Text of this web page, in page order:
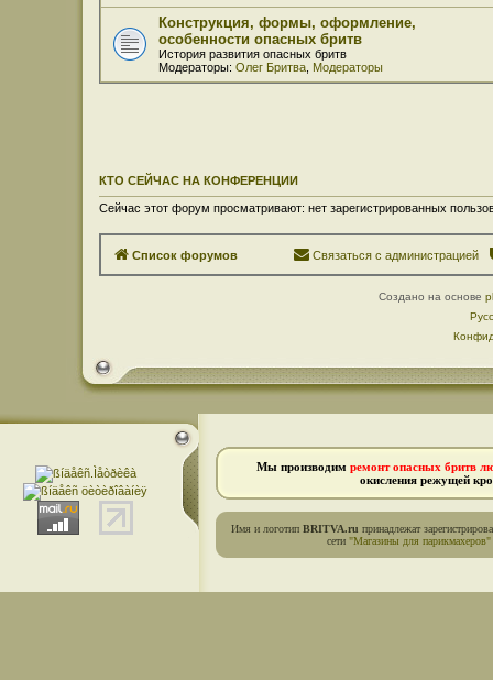
Конструкция, формы, оформление,
особенности опасных бритв
История развития опасных бритв
Модераторы: Олег Бритва Модераторы
КТО СЕЙЧАС НА КОНФЕРЕНЦИИ
Сейчас этот форум просматривают: нет зарегистрированных
Список форумов Связаться с администрацией
Создано на основе
Мы производим ремонт опасных бритв
окисления режущей
Имя и логотип BRITVA.ru принадлежат
сети "Магазины для парикмахеров"